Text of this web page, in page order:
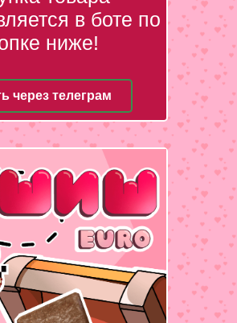
в боте по
ниже!
через телеграм